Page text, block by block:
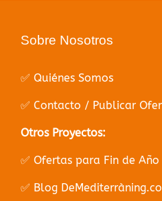
Sobre Nosotros
✅ Quiénes Somos
✅ Contacto / Publicar
Otros Proyectos:
✅ Ofertas para Fin de Año
✅ Blog